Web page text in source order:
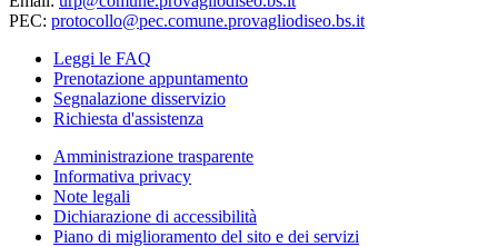
PEC: protocollo@pec.comune.provagliodiseo.bs.it
Leggi le FAQ
Prenotazione appuntamento
Segnalazione disservizio
Richiesta d'assistenza
Amministrazione trasparente
Informativa privacy
Note legali
Dichiarazione di accessibilità
Piano di miglioramento del sito e dei servizi